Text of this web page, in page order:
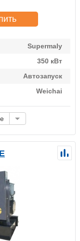
Supermaly
350 кВт
Автозапуск
Weichai